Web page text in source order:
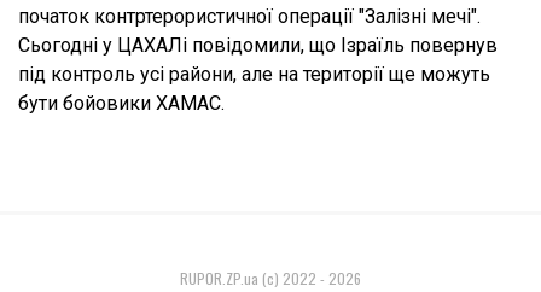
початок контртерористичної операції "Залізні мечі".
Сьогодні у ЦАХАЛі повідомили, що Ізраїль повернув
під контроль усі райони, але на території ще можуть
бути бойовики ХАМАС.
RUPOR.ZP.ua (c) 2022 - 2026